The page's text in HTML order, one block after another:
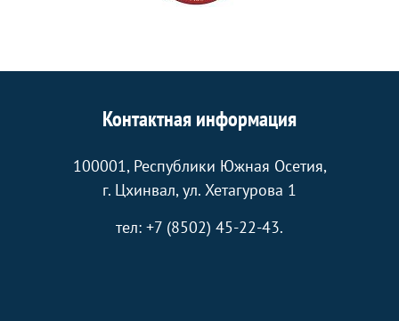
Контактная информация
100001, Республики Южная Осетия,
г. Цхинвал, ул. Хетагурова 1
тел: +7 (8502) 45-22-43.